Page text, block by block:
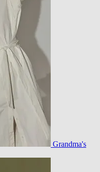
Grandma's